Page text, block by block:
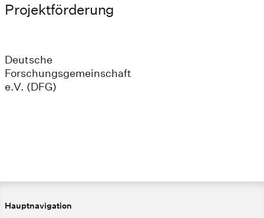
Projektförderung
Deutsche
Forschungsgemeinschaft
e.V. (DFG)
Hauptnavigation